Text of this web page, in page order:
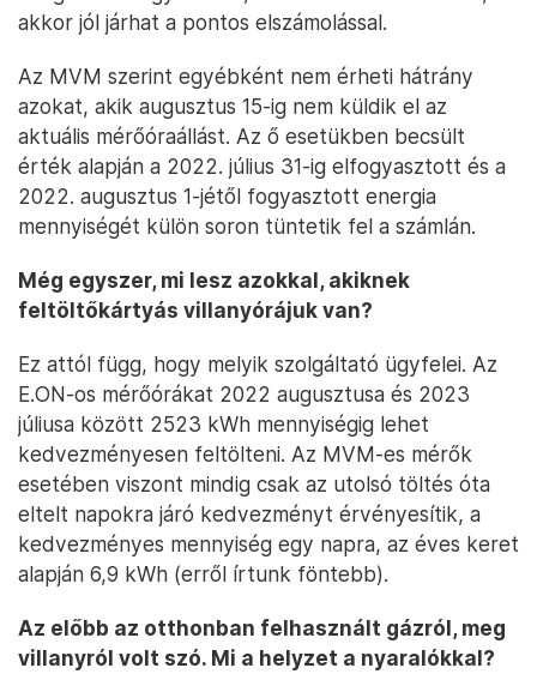
akkor jól járhat a pontos elszámolással.
Az MVM szerint egyébként nem érheti hátrány
azokat, akik augusztus 15-ig nem küldik el az
aktuális mérőóraállást. Az ő esetükben becsült
érték alapján a 2022. július 31-ig elfogyasztott és a
2022. augusztus 1-jétől fogyasztott energia
mennyiségét külön soron tüntetik fel a számlán.
Még egyszer, mi lesz azokkal, akiknek
feltöltőkártyás villanyórájuk van?
Ez attól függ, hogy melyik szolgáltató ügyfelei. Az
E.ON-os mérőórákat 2022 augusztusa és 2023
júliusa között 2523 kWh mennyiségig lehet
kedvezményesen feltölteni. Az MVM-es mérők
esetében viszont mindig csak az utolsó töltés óta
eltelt napokra járó kedvezményt érvényesítik, a
kedvezményes mennyiség egy napra, az éves keret
alapján 6,9 kWh (erről írtunk föntebb).
Az előbb az otthonban felhasznált gázról, meg
villanyról volt szó. Mi a helyzet a nyaralókkal?